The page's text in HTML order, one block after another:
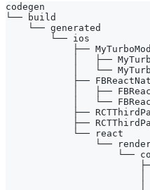
codegen
└── build
    └── generated
        └── ios
├──
│   ├──
│   └──
├──
│   ├──
│   └──
├──
├──
            └── react
└──
└──